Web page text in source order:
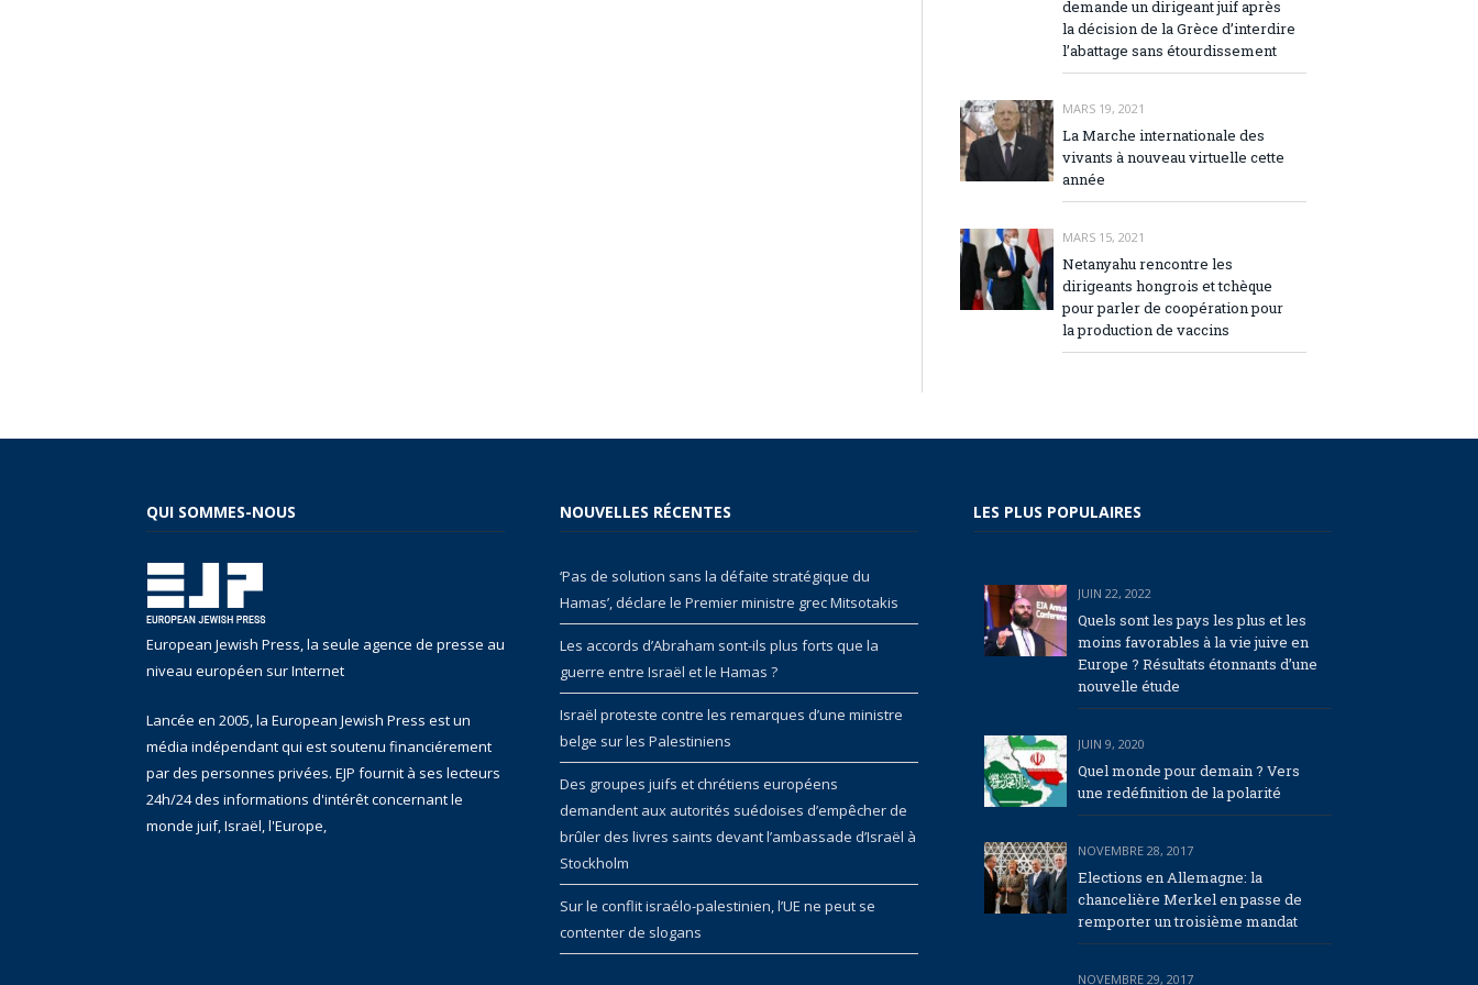
demande un dirigeant juif après
la décision de la Grèce d’interdire
l’abattage sans étourdissement
MARS 19, 2021
La Marche internationale des
vivants à nouveau virtuelle cette
année
MARS 15, 2021
Netanyahu rencontre les
dirigeants hongrois et tchèque
pour parler de coopération pour
la production de vaccins
QUI SOMMES-NOUS
European Jewish Press, la seule agence de presse au
niveau européen sur Internet
Lancée en 2005, la European Jewish Press est un
média indépendant qui est soutenu financiérement
par des personnes privées. EJP fournit à ses lecteurs
24h/24 des informations d'intérêt concernant le
monde juif, Israël, l'Europe,
NOUVELLES RÉCENTES
‘Pas de solution sans la défaite stratégique du
Hamas’, déclare le Premier ministre grec Mitsotakis
Les accords d’Abraham sont-ils plus forts que la
guerre entre Israël et le Hamas ?
Israël proteste contre les remarques d’une ministre
belge sur les Palestiniens
Des groupes juifs et chrétiens européens
demandent aux autorités suédoises d’empêcher de
brûler des livres saints devant l’ambassade d’Israël à
Stockholm
Sur le conflit israélo-palestinien, l’UE ne peut se
contenter de slogans
LES PLUS POPULAIRES
JUIN 22, 2022
Quels sont les pays les plus et les
moins favorables à la vie juive en
Europe ? Résultats étonnants d’une
nouvelle étude
JUIN 9, 2020
Quel monde pour demain ? Vers
une redéfinition de la polarité
NOVEMBRE 28, 2017
Elections en Allemagne: la
chancelière Merkel en passe de
remporter un troisième mandat
NOVEMBRE 29, 2017